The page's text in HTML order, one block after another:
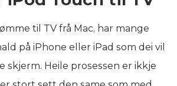
til TV frå Mac, har mange
på iPhone eller iPad som dei vil
skjerm. Heile prosessen er ikkje